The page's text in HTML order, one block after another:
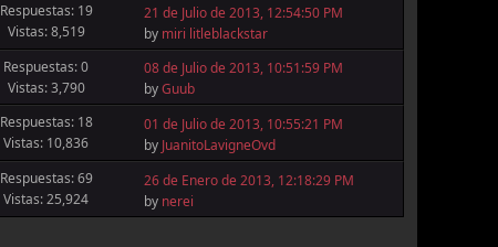
Respuestas: 19
Vistas: 8,519
21 de Julio de 2013, 12:54:50 PM
by miri litleblackstar
Respuestas: 0
Vistas: 3,790
08 de Julio de 2013, 10:51:59 PM
byGuub
Respuestas: 18
Vistas: 10,836
01 de Julio de 2013, 10:55:21 PM
by JuanitoLavigneOvd
Respuestas: 69
Vistas: 25,924
26 de Enero de 2013, 12:18:29 PM
by nerei